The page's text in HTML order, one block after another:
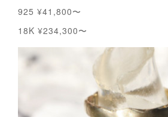
925 ¥41,800〜
18K ¥234,300〜